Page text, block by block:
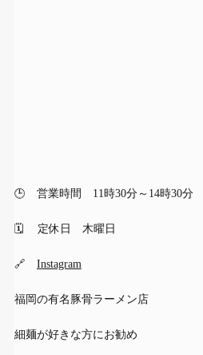
🕒 営業時間 11時30分～14時30分
🗓 定休日 木曜日
🔗 Instagram
福岡の有名豚骨ラーメン店
細麺が好きな方にお勧め